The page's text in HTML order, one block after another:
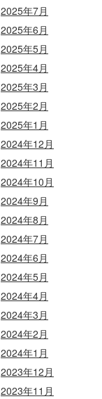
2025年7月
2025年6月
2025年5月
2025年4月
2025年3月
2025年2月
2025年1月
2024年12月
2024年11月
2024年10月
2024年9月
2024年8月
2024年7月
2024年6月
2024年5月
2024年4月
2024年3月
2024年2月
2024年1月
2023年12月
2023年11月